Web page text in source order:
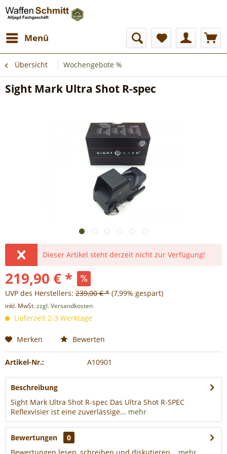
Menü
Übersicht Wochengebote %
Sight Mark Ultra Shot R-spec
Dieser Artikel steht derzeit nicht zur Verfügung!
219,90 € *
UVP des Herstellers: 239,00 € * (7,99% gespart)
inkl. MwSt.zzgl. Versandkosten
Lieferzeit 2-3 Werktage
Merken Bewerten
Artikel-Nr.: A10901
Beschreibung
Sight Mark Ultra Shot R-spec Das Ultra Shot R-SPEC
Reflexvisier ist eine zuverlässige... mehr
Bewertungen
0